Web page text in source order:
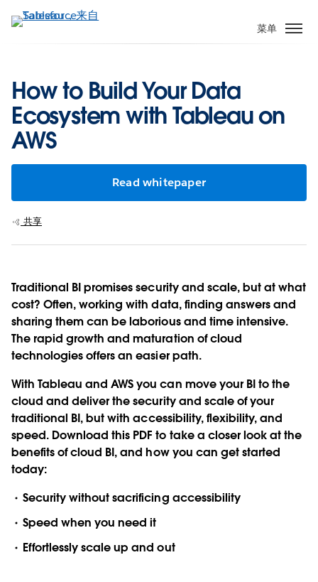
转
菜单
How to Build Your Data
Ecosystem with Tableau on
AWS
Read whitepaper
共享
Traditional BI promises security and scale, but at what
cost? Often, working with data, finding answers and
sharing them can be laborious and time intensive.
The rapid growth and maturation of cloud
technologies offers an easier path.
With Tableau and AWS you can move your BI to the
cloud and deliver the security and scale of your
traditional BI, but with accessibility, flexibility, and
speed. Download this PDF to take a closer look at the
benefits of cloud BI, and how you can get started
today:
Security without sacrificing accessibility
Speed when you need it
Effortlessly scale up and out